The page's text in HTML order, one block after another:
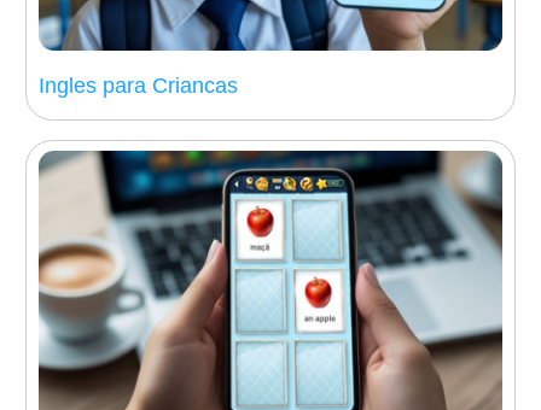
Ingles para Criancas